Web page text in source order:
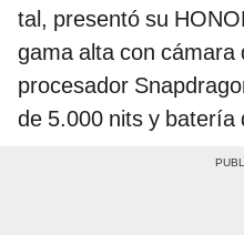
tal, presentó su
gama alta con cámara
procesador
de 5.000 nits y batería